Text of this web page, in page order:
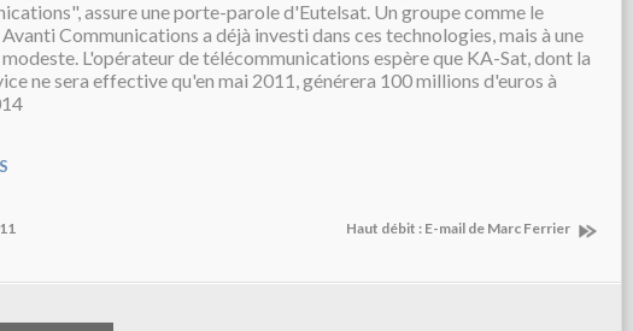
assure une porte-parole d'Eutelsat. Un groupe comme le
Communications a déjà investi dans ces technologies, mais à une
L'opérateur de télécommunications espère que KA-Sat, dont la
ne sera effective qu'en mai 2011, générera 100 millions d'euros à
Haut débit : E-mail de Marc Ferrier